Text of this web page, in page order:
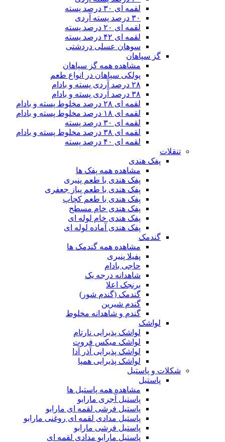
لقمه ای ۳۰ درصد پسته
۳۰ درصد پسته آردی
لقمه ای ۲۰ درصد پسته
لقمه ای ۴۲ درصد پسته
سوهان عسلی دردشتی
گز سپاهان
مشاهده همه گز سپاهان
پولکی سپاهان در انواع طعم
۲۸ درصد آردی پسته و بادام
۳۸ درصد آردی پسته و بادام
لقمه ای ۲۸ درصد مخلوط پسته و بادام
لقمه ای ۱۸ درصد مخلوط پسته و بادام
لقمه ای ۳۰ درصد پسته
لقمه ای ۳۸ درصد مخلوط پسته و بادام
لقمه ای ۴۰ درصد پسته
تنقلات
پفک هندی
مشاهده همه پفک ها
پفک هندی با طعم پنیری
پفک هندی با طعم پیاز جعفری
پفک هندی با طعم کچاپ
پفک هندی خام مسطح
پفک هندی خام لوله ای
پفک هندی آماده لوله ای
گندمک
مشاهده همه گندمک ها
پفیلا پنیری
حاجی بادام
شاهدانه درجه یک
برنجک اعلا
گندمک (گندم شور)
گندم شیرین
گندم و شاهدانه مخلوط
لواشک
لواشک پذیرایی نارتام
لواشک میکس فروت
لواشک پذیرایی آذر آدا
لواشک پذیرایی همپا
شکلات و پاستیل
پاستیل
مشاهده همه پاستیل ها
پاستیل آجری مارابو
پاستیل فرشی لقمه ای مارابو
پاستیل مدادی لقمه ای روغنی مارابو
پاستیل فرشی مارابو
پاستیل مارابو مدادی لقمه ای